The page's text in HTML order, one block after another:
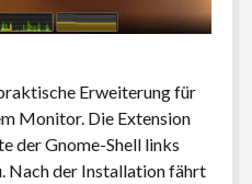
Erweiterung für
Monitor. Die Extension
der Gnome-Shell links
Nach der Installation fährt